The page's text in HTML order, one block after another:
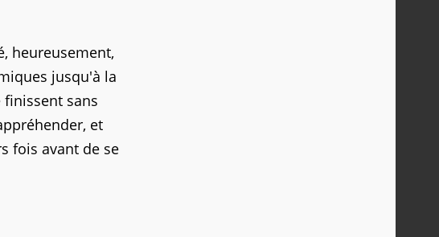
heureusement,
jusqu'à la
sans
et
fois avant de se